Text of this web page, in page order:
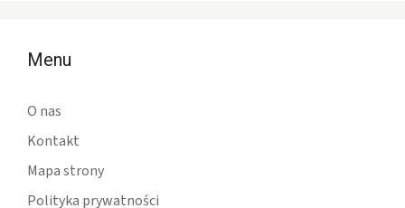
Menu
O nas
Kontakt
Mapa strony
Polityka prywatności